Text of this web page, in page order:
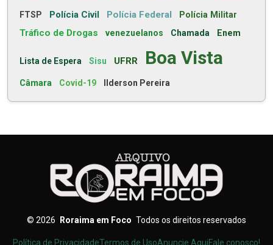
FTSP Polícia Civil Polícia Federal Polícia Militar
Tráfico de Drogas venezuelanos Chamada Enem
Lista de Espera Sisu UFRR Boa Vista
Câmara Covid-19 Ilderson Pereira
© 2026 Roraima em Foco Todos os direitos reservados
Política de PrivacidadeTermos de UsoAnuncie AquiFale conosco!